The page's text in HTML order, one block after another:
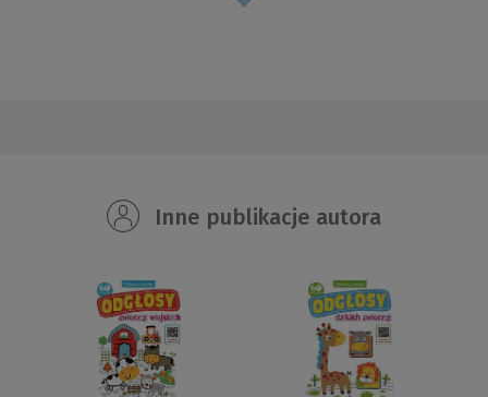
Inne publikacje autora